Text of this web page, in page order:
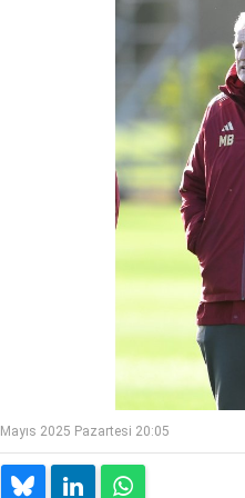
2025 Pazartesi 20:05